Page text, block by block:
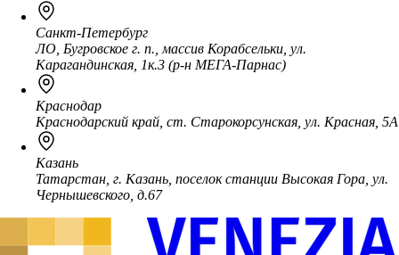
Санкт-Петербург
ЛО, Бугровское г. п., массив Корабсельки, ул.
Карагандинская, 1к.3 (р-н МЕГА-Парнас)
Краснодар
Краснодарский край, ст. Старокорсунская, ул. Красная, 5А
Казань
Татарстан, г. Казань, поселок станции Высокая Гора, ул.
Чернышевского, д.67